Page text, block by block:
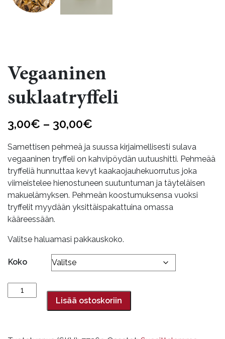
Vegaaninen
suklaatryffeli
3,00€ – 30,00€
3,00€
-
30,00€
Samettisen pehmeä ja suussa kirjaimellisesti sulava
vegaaninen tryffeli on kahvipöydän uutuushitti. Pehmeää
tryffeliä hunnuttaa kevyt kaakaojauhekuorrutus joka
viimeistelee hienostuneen suutuntuman ja täyteläisen
makuelämyksen. Pehmeän koostumuksensa vuoksi
tryffelit myydään yksittäispakattuina omassa
kääreessään.
Valitse haluamasi pakkauskoko.
Koko
Vegaaninen
suklaatryffeli
Lisää ostoskoriin